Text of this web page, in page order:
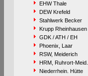
EHW Thale
DEW Krefeld
Stahlwerk Becker
Krupp Rheinhausen
GDK / ATH / EH
Phoenix, Laar
RSW, Meiderich
HRM, Ruhrort-Meid.
Niederrhein. Hütte